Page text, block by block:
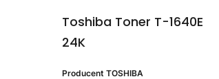
Toshiba Toner T-1640E
24K
Producent TOSHIBA